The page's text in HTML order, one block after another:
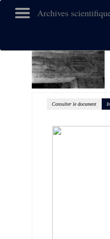
Archives
Consulter le document